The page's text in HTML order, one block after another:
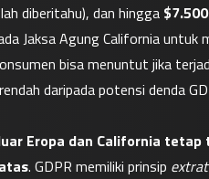
diberitahu), dan hingga
Jaksa Agung California
bisa menuntut jika
daripada potensi denda
Eropa dan California tetap
. GDPR memiliki prinsip